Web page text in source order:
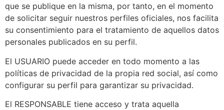
que se publique en la misma, por tanto, en el momento
de solicitar seguir nuestros perfiles oficiales, nos facilita
su consentimiento para el tratamiento de aquellos datos
personales publicados en su perfil.
El USUARIO puede acceder en todo momento a las
políticas de privacidad de la propia red social, así como
configurar su perfil para garantizar su privacidad.
El RESPONSABLE tiene acceso y trata aquella